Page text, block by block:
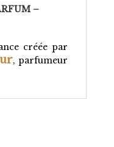
–
créée par
, parfumeur